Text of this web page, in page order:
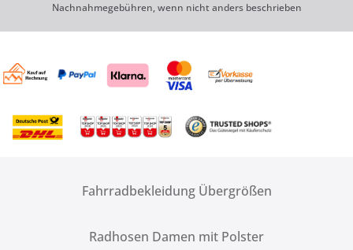
Nachnahmegebühren, wenn nicht anders beschrieben
Fahrradbekleidung Übergrößen
Radhosen Damen mit Polster